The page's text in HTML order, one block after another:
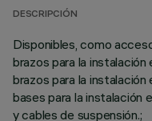
DESCRIPCIÓN
Disponibles, como
brazos para la instalación
brazos para la instalación
bases para la instalación
y cables de suspensión.;